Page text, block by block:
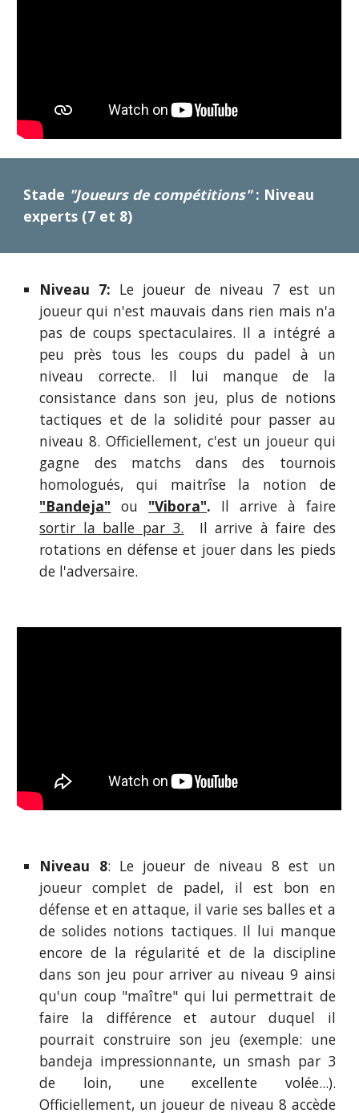
Stade "Joueurs de compétitions": Niveau
experts (7 et 8)
Niveau 7: Le joueur de niveau 7 est un
joueur qui n'est mauvais dans rien mais n'a
pas de coups spectaculaires. Il a intégré a
peu près tous les coups du padel à un
niveau correcte. Il lui manque de la
consistance dans son jeu, plus de notions
tactiques et de la solidité pour passer au
niveau 8. Officiellement, c'est un joueur qui
gagne des matchs dans des tournois
homologués, qui maitrîse la notion de
"Bandeja" ou "Vibora". Il arrive à faire
sortir la balle par 3. Il arrive à faire des
rotations en défense et jouer dans les pieds
de l'adversaire.
Niveau 8: Le joueur de niveau 8 est un
joueur complet de padel, il est bon en
défense et en attaque, il varie ses balles et a
de solides notions tactiques. Il lui manque
encore de la régularité et de la discipline
dans son jeu pour arriver au niveau 9 ainsi
qu'un coup "maître" qui lui permettrait de
faire la différence et autour duquel il
pourrait construire son jeu (exemple: une
bandeja impressionnante, un smash par 3
de loin, une excellente volée...).
Officiellement, un joueur de niveau 8 accède